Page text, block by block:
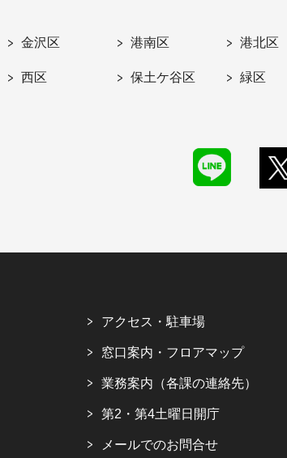
金沢区 港南区 港北区
西区 保土ケ谷区 緑区
アクセス・駐車場
窓口案内・フロアマップ
業務案内（各課の連絡先）
第2・第4土曜日開庁
メールでのお問合せ